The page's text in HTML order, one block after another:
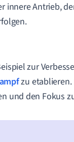
innere Antrieb,
zur
zu etablieren.
und den Fokus